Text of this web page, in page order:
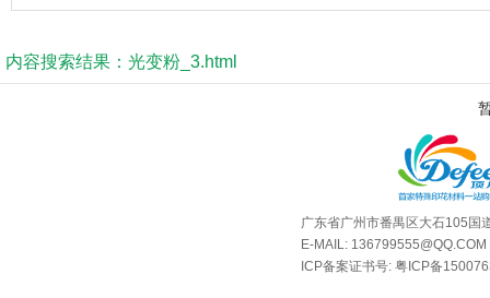
内容搜索结果：光变粉_3.html
广东省广州市番禺区大石105国
E-MAIL: 136799555@QQ.COM
ICP备案证书号:粤ICP备